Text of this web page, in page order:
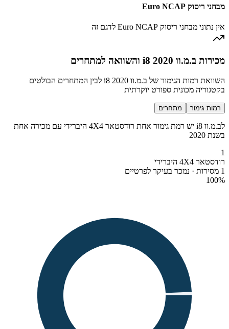
מבחני ריסוק Euro NCAP
אין נתוני מבחני ריסוק Euro NCAP לדגם זה
מכירות ב.מ.וו i8 2020 והשוואה למתחרים
השוואת רמות הגימור של ב.מ.וו i8 2020 לבין המתחרים הבולטים
בקטגוריה מכונית ספורט יוקרתית
רמות גימור מתחרים
לב.מ.וו i8 יש רמת גימור אחת רודסטאר 4X4 היברידי עם מכירה אחת
בשנת 2020
1
רודסטאר 4X4 היברידי
1 מסירות · נמכר בעיקר לפרטיים
100%